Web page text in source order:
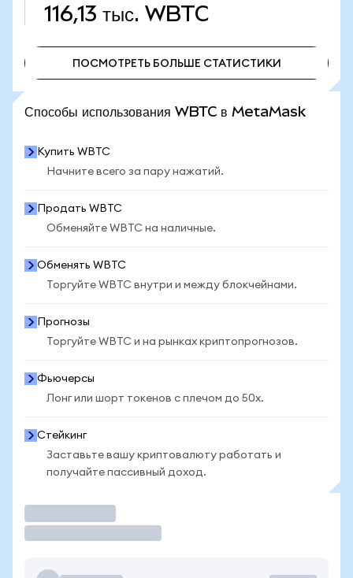
116,13 тыс. WBTC
ПОСМОТРЕТЬ БОЛЬШЕ СТАТИСТИКИ
Способы использования WBTC в MetaMask
Купить WBTC
Начните всего за пару нажатий.
Продать WBTC
Обменяйте WBTC на наличные.
Обменять WBTC
Торгуйте WBTC внутри и между блокчейнами.
Прогнозы
Торгуйте WBTC и на рынках криптопрогнозов.
Фьючерсы
Лонг или шорт токенов с плечом до 50x.
Стейкинг
Заставьте вашу криптовалюту работать и
получайте пассивный доход.